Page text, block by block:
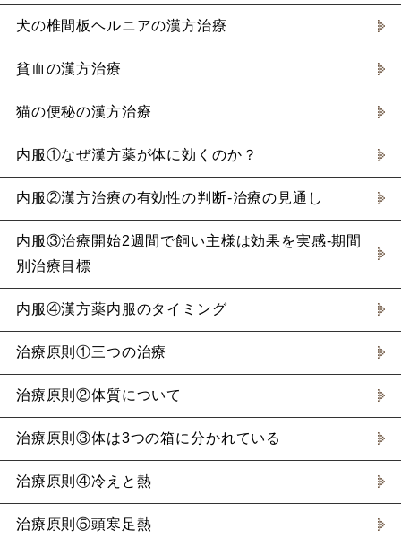
犬の椎間板ヘルニアの漢方治療
貧血の漢方治療
猫の便秘の漢方治療
内服①なぜ漢方薬が体に効くのか？
内服②漢方治療の有効性の判断-治療の見通し
内服③治療開始2週間で飼い主様は効果を実感-期間
別治療目標
内服④漢方薬内服のタイミング
治療原則①三つの治療
治療原則②体質について
治療原則③体は3つの箱に分かれている
治療原則④冷えと熱
治療原則⑤頭寒足熱